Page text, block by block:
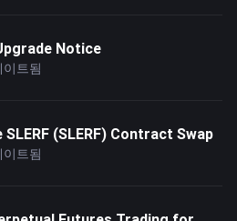
Notice
트됨
(SLERF) Contract Swap
트됨